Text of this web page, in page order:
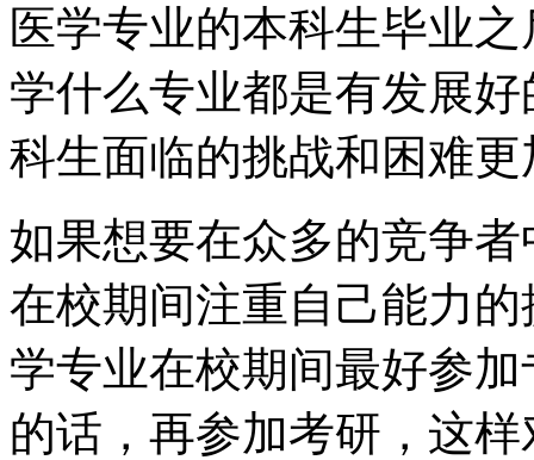
医学专业的本科生毕业
学什么专业都是有发展
科生面临的挑战和困难更
如果想要在众多的竞争
在校期间注重自己能力
学专业在校期间最好参
的话，再参加考研，这